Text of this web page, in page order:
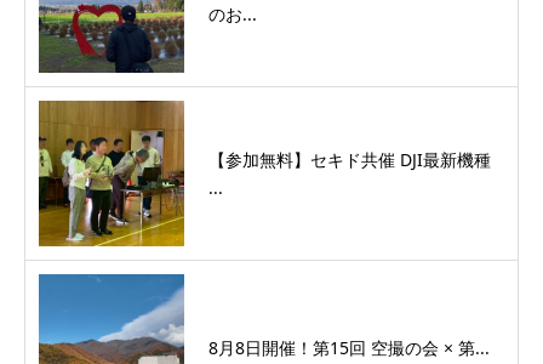
のお...
【参加無料】セキド共催 DJI最新機種
...
8月8日開催！第15回 空撮の会 × 第...